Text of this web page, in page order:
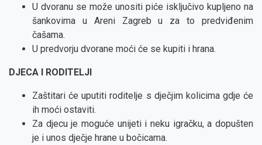
U dvoranu se može unositi piće isključivo kupljeno na
šankovima u Areni Zagreb u za to predviđenim
čašama.
U predvorju dvorane moći će se kupiti i hrana.
DJECA I RODITELJI
Zaštitari će uputiti roditelje s dječjim kolicima gdje će
ih moći ostaviti.
Za djecu je moguće unijeti i neku igračku, a dopušten
je i unos dječje hrane u bočicama.